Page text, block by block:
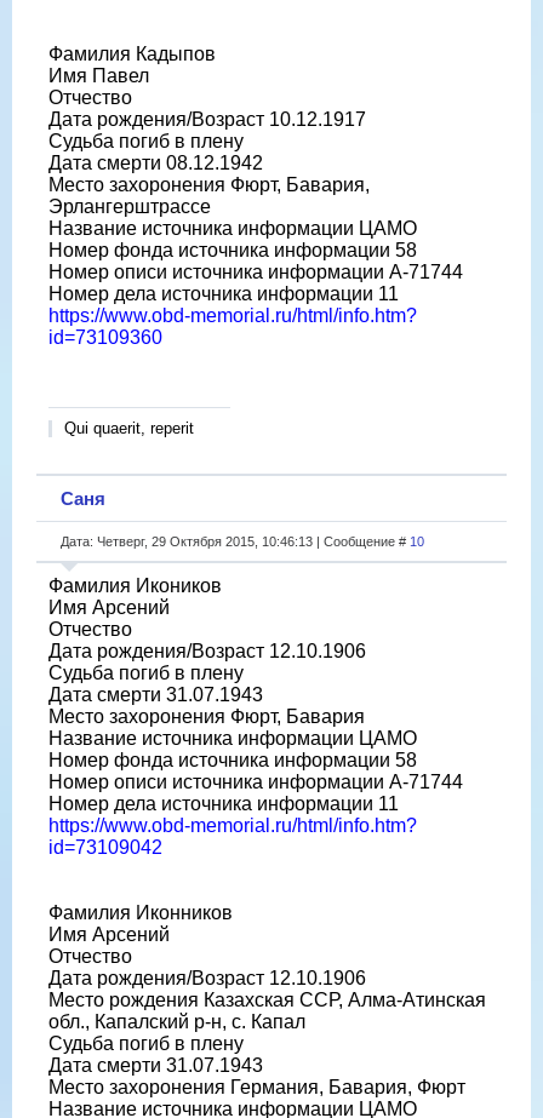
Фамилия Кадыпов
Имя Павел
Отчество
Дата рождения/Возраст 10.12.1917
Судьба погиб в плену
Дата смерти 08.12.1942
Место захоронения Фюрт, Бавария,
Эрлангерштрассе
Название источника информации ЦАМО
Номер фонда источника информации 58
Номер описи источника информации A-71744
Номер дела источника информации 11
https://www.obd-memorial.ru/html/info.htm?
id=73109360
Qui quaerit, reperit
Саня
Дата: Четверг, 29 Октября 2015, 10:46:13 | Сообщение # 10
Фамилия Икоников
Имя Арсений
Отчество
Дата рождения/Возраст 12.10.1906
Судьба погиб в плену
Дата смерти 31.07.1943
Место захоронения Фюрт, Бавария
Название источника информации ЦАМО
Номер фонда источника информации 58
Номер описи источника информации A-71744
Номер дела источника информации 11
https://www.obd-memorial.ru/html/info.htm?
id=73109042
Фамилия Иконников
Имя Арсений
Отчество
Дата рождения/Возраст 12.10.1906
Место рождения Казахская ССР, Алма-Атинская
обл., Капалский р-н, с. Капал
Судьба погиб в плену
Дата смерти 31.07.1943
Место захоронения Германия, Бавария, Фюрт
Название источника информации ЦАМО